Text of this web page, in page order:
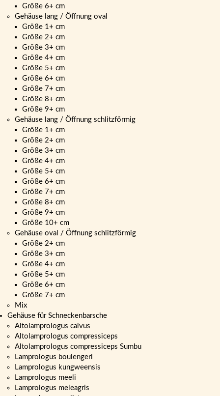
Größe 6+ cm
Gehäuse lang / Öffnung oval
Größe 1+ cm
Größe 2+ cm
Größe 3+ cm
Größe 4+ cm
Größe 5+ cm
Größe 6+ cm
Größe 7+ cm
Größe 8+ cm
Größe 9+ cm
Gehäuse lang / Öffnung schlitzförmig
Größe 1+ cm
Größe 2+ cm
Größe 3+ cm
Größe 4+ cm
Größe 5+ cm
Größe 6+ cm
Größe 7+ cm
Größe 8+ cm
Größe 9+ cm
Größe 10+ cm
Gehäuse oval / Öffnung schlitzförmig
Größe 2+ cm
Größe 3+ cm
Größe 4+ cm
Größe 5+ cm
Größe 6+ cm
Größe 7+ cm
Mix
Gehäuse für Schneckenbarsche
Altolamprologus calvus
Altolamprologus compressiceps
Altolamprologus compressiceps Sumbu
Lamprologus boulengeri
Lamprologus kungweensis
Lamprologus meeli
Lamprologus meleagris